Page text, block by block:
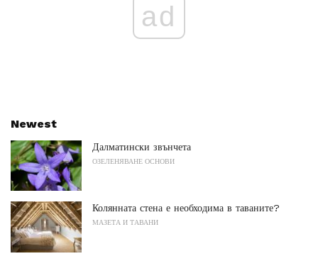
ad
Newest
Далматински звънчета
ОЗЕЛЕНЯВАНЕ ОСНОВИ
Колянната стена е необходима в таваните?
МАЗЕТА И ТАВАНИ